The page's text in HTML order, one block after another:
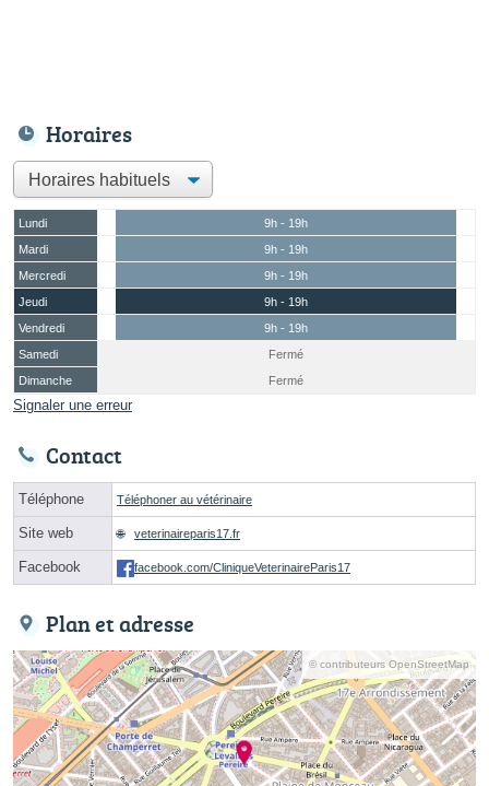
Horaires
Lundi
9h - 19h
Mardi
9h - 19h
Mercredi
9h - 19h
Jeudi
9h - 19h
Vendredi
9h - 19h
Samedi
Fermé
Dimanche
Fermé
Signaler une erreur
Contact
Téléphone Téléphoner au vétérinaire
Site web veterinaireparis17.fr
Facebook facebook.com/CliniqueVeterinaireParis17
Plan et adresse
© contributeurs OpenStreetMap